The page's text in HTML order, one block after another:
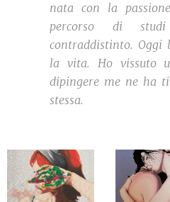
nata con la
percorso di
contraddistinto. Oggi
la vita. Ho vissuto
dipingere me ne ha
stessa.